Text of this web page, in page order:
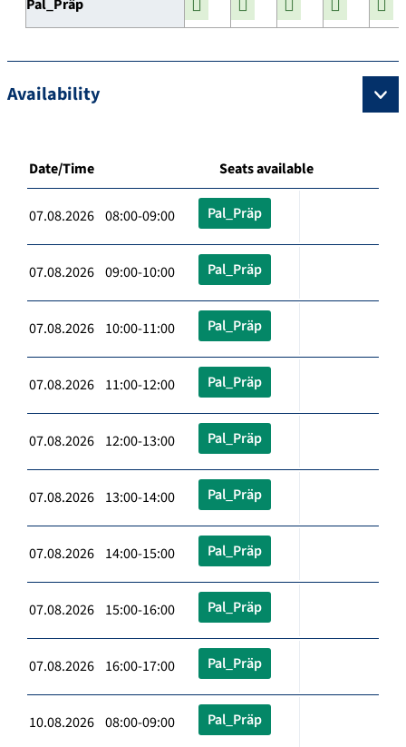
Pal_Präp
Availability
Date/Time Seats available
07.08.2026 08:00-09:00 Pal_Präp
07.08.2026 09:00-10:00 Pal_Präp
07.08.2026 10:00-11:00 Pal_Präp
07.08.2026 11:00-12:00 Pal_Präp
07.08.2026 12:00-13:00 Pal_Präp
07.08.2026 13:00-14:00 Pal_Präp
07.08.2026 14:00-15:00 Pal_Präp
07.08.2026 15:00-16:00 Pal_Präp
07.08.2026 16:00-17:00 Pal_Präp
10.08.2026 08:00-09:00 Pal_Präp